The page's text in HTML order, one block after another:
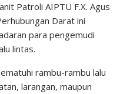
Patroli AIPTU F.X. Agus
Darat ini
para pengemudi
lintas.
rambu-rambu lalu
larangan, maupun